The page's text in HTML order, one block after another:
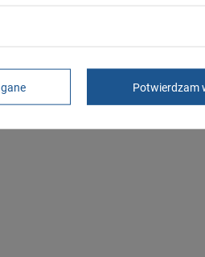
Potwierdzam